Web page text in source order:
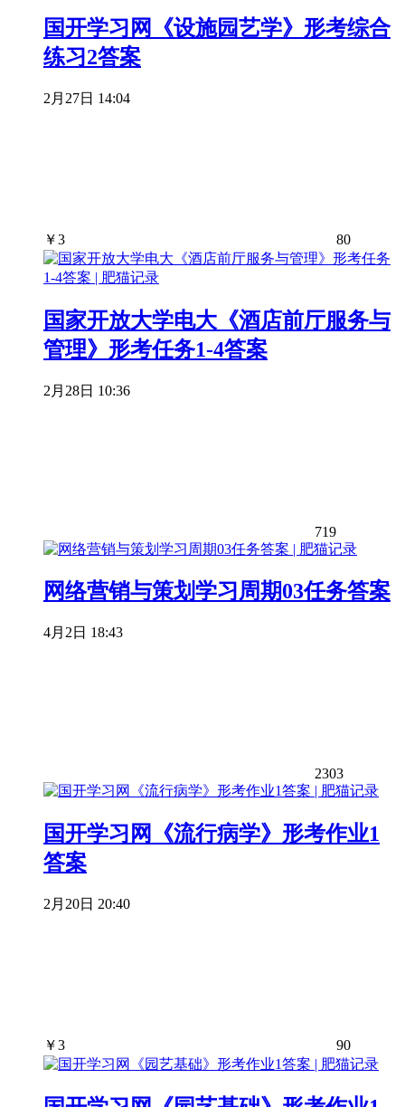
国开学习网《设施园艺学》形考综合
练习2答案
2月27日 14:04
￥3 80
国家开放大学电大《酒店前厅服务与
管理》形考任务1-4答案
2月28日 10:36
719
网络营销与策划学习周期03任务答案
4月2日 18:43
2303
国开学习网《流行病学》形考作业1
答案
2月20日 20:40
￥3 90